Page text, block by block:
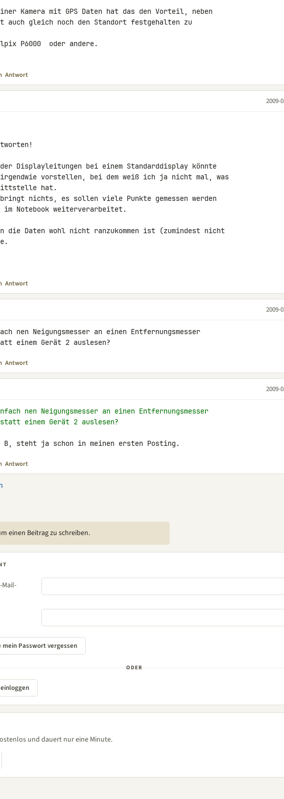
Kamera mit GPS Daten hat das den Vorteil, neben
auch gleich noch den Standort festgehalten zu
P6000  oder andere.
Antwort
2009-
Displayleitungen bei einem Standarddisplay könnte
vorstellen, bei dem weiß ich ja nicht mal, was
hat.
nichts, es sollen viele Punkte gemessen werden
im Notebook weiterverarbeitet.
die Daten wohl nicht ranzukommen ist (zumindest nicht
Antwort
2009-
nen Neigungsmesser an einen Entfernungsmesser
einem Gerät 2 auslesen?
Antwort
2009-
nen Neigungsmesser an einen Entfernungsmesser
einem Gerät 2 auslesen?
steht ja schon in meinen ersten Posting.
Antwort
einen Beitrag zu schreiben.
ODER
und dauert nur eine Minute.